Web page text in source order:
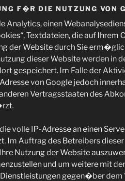
F�R DIE NUTZUNG VON
Analytics, einen
Textdateien, die auf
der Website durch Sie
dieser Website werden in
gespeichert. Im Falle der
von Google jedoch
Vertragsstaaten des
volle IP-Adresse an einen
Auftrag des Betreibers
Nutzung der Website
und um weitere mit
gegen�ber